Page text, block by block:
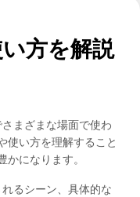
方を解説
まざまな場面で使わ
使い方を理解すること
になります。
るシーン、具体的な